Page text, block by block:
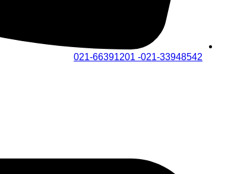
021-33948542- 021-66391201